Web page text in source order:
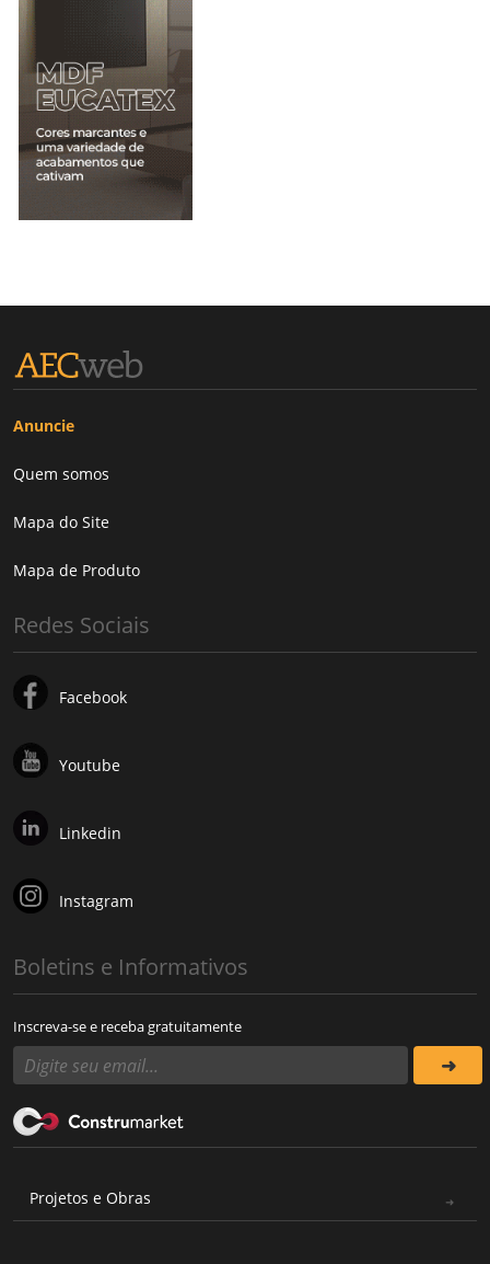
Anuncie
Quem somos
Mapa do Site
Mapa de Produto
Redes Sociais
Facebook
Youtube
Linkedin
Instagram
Boletins e Informativos
Inscreva-se e receba gratuitamente
Projetos e Obras